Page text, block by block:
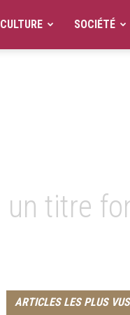
CULTURE SOCIÉTÉ
un titre
ARTICLES LES PLUS VUS